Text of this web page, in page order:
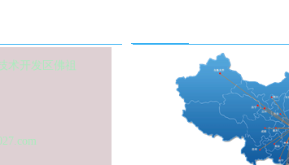
术开发区佛祖